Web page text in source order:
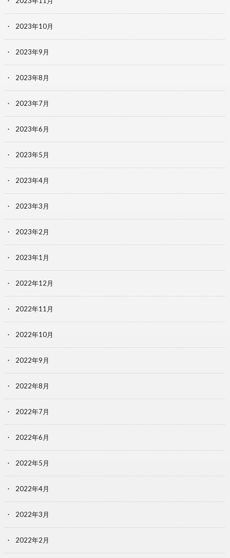
2023年10月
2023年9月
2023年8月
2023年7月
2023年6月
2023年5月
2023年4月
2023年3月
2023年2月
2023年1月
2022年12月
2022年11月
2022年10月
2022年9月
2022年8月
2022年7月
2022年6月
2022年5月
2022年4月
2022年3月
2022年2月